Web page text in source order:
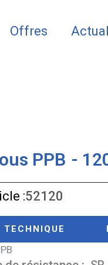
Offres
PPB -
:52120
TECHNIQUE